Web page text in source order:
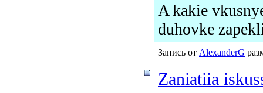
A kakie
duhovke
Запись от AlexanderG
Zaniatiia